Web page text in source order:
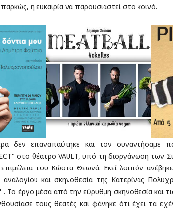
η ευκαιρία να παρουσιαστεί στο κοινό.
δεν επαναπαύτηκε και τον συναντήσαμε
στο θέατρο VAULT, υπό τη διοργάνωση των
επιμέλεια του Κώστα Θεωνά. Εκεί λοιπόν
αναλογίου και σκηνοθεσία της Κατερίνας
. Το έργο μέσα από την εύρυθμη σκηνοθεσία και
τους θεατές και φάνηκε ότι έχει τα